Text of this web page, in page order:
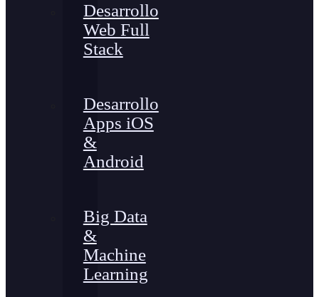
Desarrollo
Web Full
Stack
Desarrollo
Apps iOS
&
Android
Big Data
&
Machine
Learning